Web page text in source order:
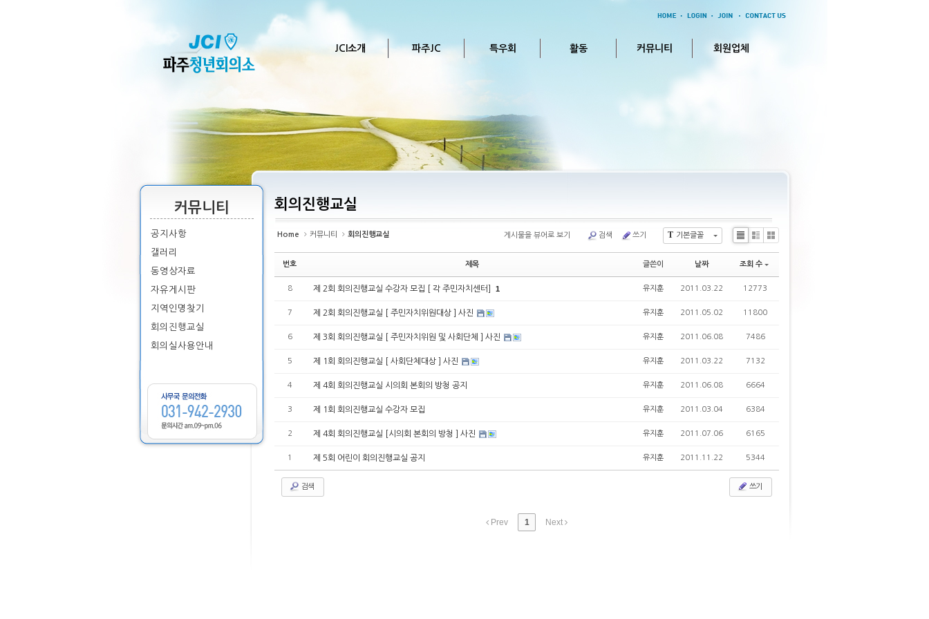
JCI소개 파주JC 특우회 활동 커뮤니티 회원업체
커뮤니티
공지사항
갤러리
동영상자료
자유게시판
지역인명찾기
회의진행교실
회의실사용안내
회의진행교실
Home 커뮤니티 회의진행교실 T 기본글꼴
게시물을 뷰어로 보기 검색 쓰기
Li
Zi
e
G
번호 제목 글쓴이 날짜 조회 수
8 제 2회 회의진행교실 수강자 모집 [ 각 주민자치센터] 1 유지훈 2011.03.22 12773
7 제 2회 회의진행교실 [ 주민자치위원대상 ] 사진 유지훈 2011.05.02 11800
6 제 3회 회의진행교실 [ 주민자치위원 및 사회단체 ] 사진 유지훈 2011.06.08 7486
5 제 1회 회의진행교실 [ 사회단체대상 ] 사진 유지훈 2011.03.22 7132
4 제 4회 회의진행교실 시의회 본회의 방청 공지 유지훈 2011.06.08 6664
3 제 1회 회의진행교실 수강자 모집 유지훈 2011.03.04 6384
2 제 4회 회의진행교실 [시의회 본회의 방청 ] 사진 유지훈 2011.07.06 6165
1 제 5회 어린이 회의진행교실 공지 유지훈 2011.11.22 5344
검색 쓰기
Prev 1 Next